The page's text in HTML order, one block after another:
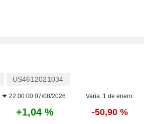
US4612021034
22:00:00 07/08/2026 Varia. 1 de enero.
+1,04 % -50,90 %